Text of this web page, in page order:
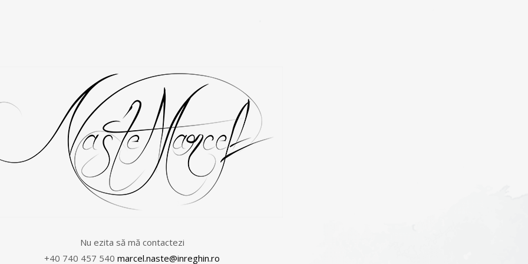
Nu ezita să mă contactezi
+40 740 457 540 marcel.naste@inreghin.ro